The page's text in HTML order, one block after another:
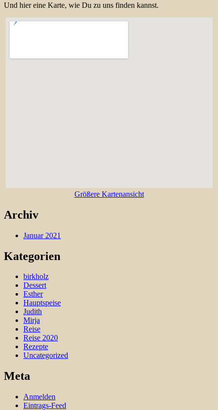
Und hier eine Karte, wie Du zu uns finden kannst.
Größere Kartenansicht
Archiv
Januar 2021
Kategorien
birkholz
Dessert
Esther
Hauptspeise
Judith
Mirja
Reise
Reise 2020
Rezepte
Uncategorized
Meta
Anmelden
Eintrags-Feed